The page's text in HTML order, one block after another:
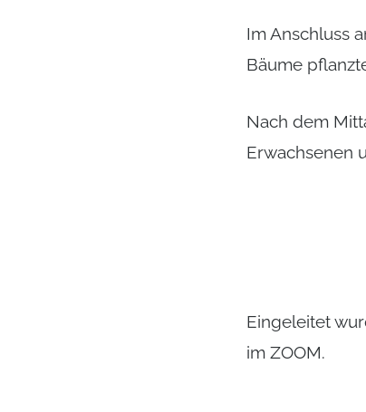
Im Anschluss
Bäume
Nach dem
Erwachsenen
Eingeleitet
im ZOOM.